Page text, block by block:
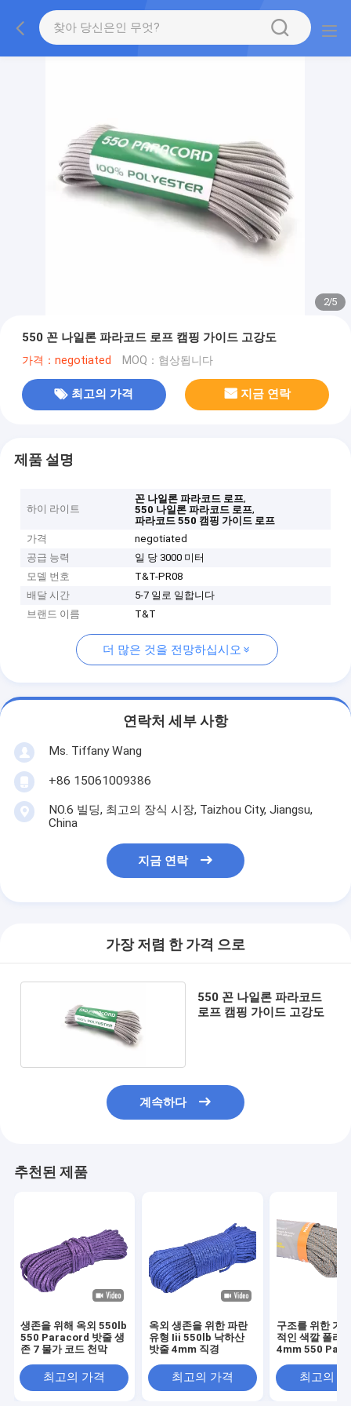
2/5
550 꼰 나일론 파라코드 로프 캠핑 가이드 고강도
가격：negotiated MOQ：협상됩니다
최고의 가격 지금 연락
제품 설명
하이 라이트
꼰 나일론 파라코드 로프,
550 나일론 파라코드 로프,
파라코드 550 캠핑 가이드 로프
가격
negotiated
공급 능력
일 당 3000 미터
모델 번호
T&T-PR08
배달 시간
5-7 일로 일합니다
브랜드 이름
T&T
더 많은 것을 전망하십시오
연락처 세부 사항
Ms. Tiffany Wang
+86 15061009386
NO.6 빌딩, 최고의 장식 시장, Taizhou City, Jiangsu,
China
지금 연락
가장 저렴 한 가격 으로
550 꼰 나일론 파라코드
로프 캠핑 가이드 고강도
계속하다
추천된 제품
생존을 위해 옥외 550lb
550 Paracord 밧줄 생
존 7 물가 코드 천막
최고의 가격
옥외 생존을 위한 파란
유형 Iii 550lb 낙하산
밧줄 4mm 직경
최고의 가격
구조를 위한 가
적인 색깔 폴리
4mm 550
최고의